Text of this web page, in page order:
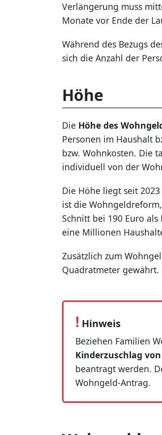
Verlängerung muss
Monate vor Ende der
Während des Bezugs
sich die Anzahl der
Höhe
Die Höhe des
Personen im Haushalt
bzw. Wohnkosten. Die
individuell von der
Die Höhe liegt seit 2023
ist die
Schnitt bei 190 Euro als
eine Millionen
Zusätzlich zum
Quadratmeter gewährt.
! Hinweis
Beziehen Familien
Kinderzuschlag
beantragt werden.
Wohngeld-Antrag.